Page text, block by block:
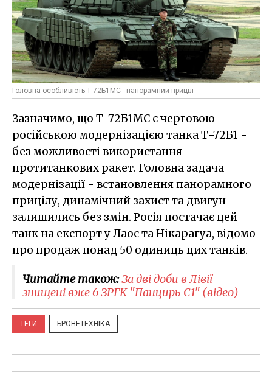
Головна особливість Т-72Б1МС - панорамний приціл
Зазначимо, що Т-72Б1МС є черговою
російською модернізацією танка Т-72Б1 -
без можливості використання
протитанкових ракет. Головна задача
модернізації - встановлення панорамного
прицілу, динамічний захист та двигун
залишились без змін. Росія постачає цей
танк на експорт у Лаос та Нікарагуа, відомо
про продаж понад 50 одиниць цих танків.
Читайте також:За дві доби в Лівії
знищені вже 6 ЗРГК "Панцирь С1" (відео)
ТЕГИ БРОНЕТЕХНІКА